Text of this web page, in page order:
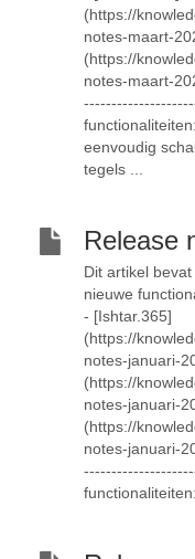
(https://
notes-maart-
(https://
notes-maart-
eenvoudig
tegels ...
Release
Dit artikel
nieuwe
- [Ishtar.365]
(https://
notes-januari-
(https://
notes-januari-
(https://
notes-januari-